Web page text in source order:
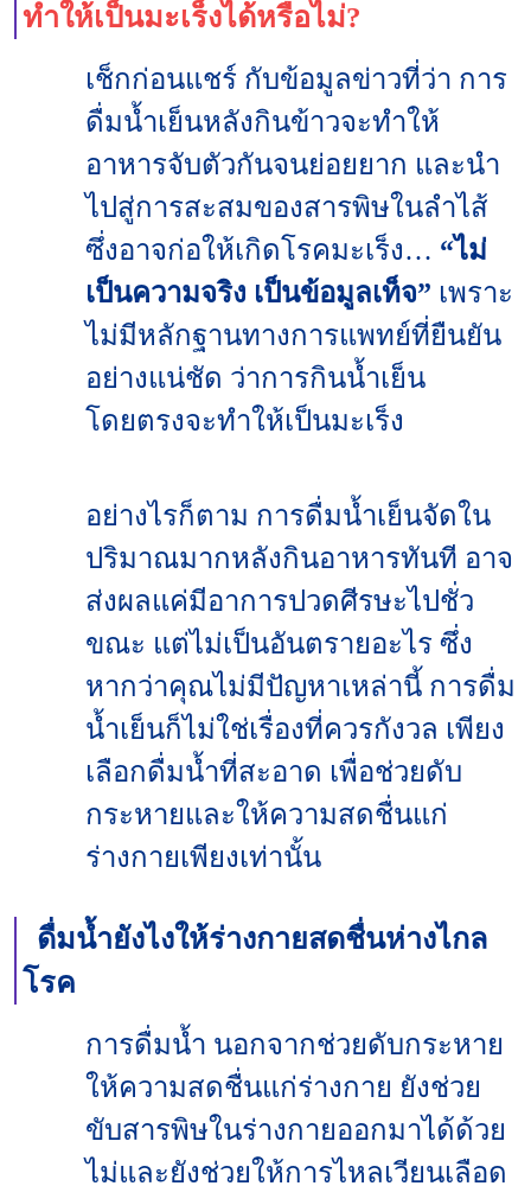
ทำให้เป็นมะเร็งได้หรือไม่?
เช็กก่อนแชร์ กับข้อมูลข่าวที่ว่า การ
ดื่มน้ำเย็นหลังกินข้าวจะทำให้
อาหารจับตัวกันจนย่อยยาก และนำ
ไปสู่การสะสมของสารพิษในลำไส้
ซึ่งอาจก่อให้เกิดโรคมะเร็ง… “ไม่
เป็นความจริง เป็นข้อมูลเท็จ” เพราะ
ไม่มีหลักฐานทางการแพทย์ที่ยืนยัน
อย่างแน่ชัด ว่าการกินน้ำเย็น
โดยตรงจะทำให้เป็นมะเร็ง
อย่างไรก็ตาม การดื่มน้ำเย็นจัดใน
ปริมาณมากหลังกินอาหารทันที อาจ
ส่งผลแค่มีอาการปวดศีรษะไปชั่ว
ขณะ แต่ไม่เป็นอันตรายอะไร ซึ่ง
หากว่าคุณไม่มีปัญหาเหล่านี้ การดื่ม
น้ำเย็นก็ไม่ใช่เรื่องที่ควรกังวล เพียง
เลือกดื่มน้ำที่สะอาด เพื่อช่วยดับ
กระหายและให้ความสดชื่นแก่
ร่างกายเพียงเท่านั้น
ดื่มน้ำยังไงให้ร่างกายสดชื่นห่างไกล
โรค
การดื่มน้ำ นอกจากช่วยดับกระหาย
ให้ความสดชื่นแก่ร่างกาย ยังช่วย
ขับสารพิษในร่างกายออกมาได้ด้วย
ไม่และยังช่วยให้การไหลเวียนเลือด